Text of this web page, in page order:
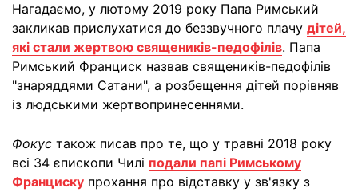
Нагадаємо, у лютому 2019 року Папа Римський
закликав прислухатися до беззвучного плачу дітей,
які стали жертвою священиків-педофілів. Папа
Римський Франциск назвав священиків-педофілів
"знаряддями Сатани", а розбещення дітей порівняв
із людськими жертвопринесеннями.
Фокус також писав про те, що у травні 2018 року
всі 34 єпископи Чилі подали папі Римському
Франциску прохання про відставку у зв'язку з